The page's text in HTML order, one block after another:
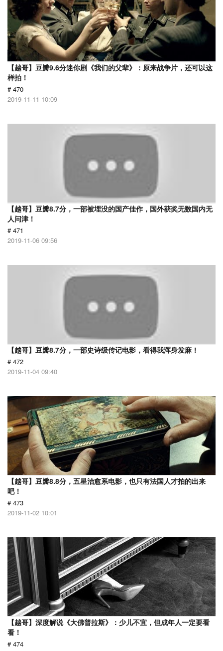
【越哥】豆瓣9.6分迷你剧《我们的父辈》：原来战争片，还可以这
样拍！
# 470
2019-11-11 10:09
【越哥】豆瓣8.7分，一部被埋没的国产佳作，国外获奖无数国内无
人问津！
# 471
2019-11-06 09:56
【越哥】豆瓣8.7分，一部史诗级传记电影，看得我浑身发麻！
# 472
2019-11-04 09:40
【越哥】豆瓣8.8分，五星治愈系电影，也只有法国人才拍的出来
吧！
# 473
2019-11-02 10:01
【越哥】深度解说《大佛普拉斯》：少儿不宜，但成年人一定要看
看！
# 474